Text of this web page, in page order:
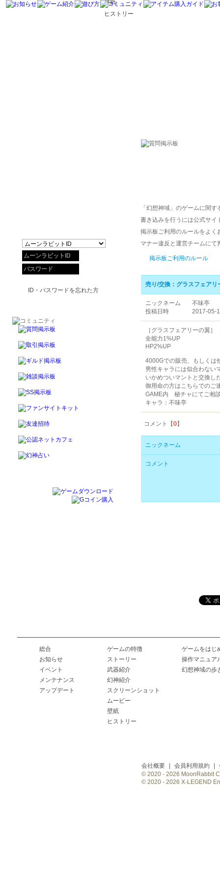
壁紙
ヒストリー
「幻想神域」のゲームに関
書き込みを行うには公式サイ
掲示板ご利用のルールをよ
マナー違反と運営チームに
掲示板ご利用のルール
売り/交換：グラスフェアリ
ニックネーム
不味亭
投稿日時
2017-05-
［グラスフェアリーの翼］
全能力1%UP
HP2%UP
4000Gでの販売、もしくは
男性キャラには似合わない
いかめついマントと交換し
御用命の方はこちらでのご
GAME内 秘チャにてご相
キャラ：不味亭
コメント【0】
ニックネーム
コメント
ID・パスワードを忘れた方
総合
お知らせ
イベント
メンテナンス
アップデート
ゲームの特徴
ストーリー
武器紹介
幻神紹介
スクリーンショット
ムービー
壁紙
ヒストリー
ゲームをはじ
操作マニュア
幻想神域の歩
会社概要 会員利用規約
© 2020 - 2026 MoonRabbit
© 2020 - 2026 X-LEGEND